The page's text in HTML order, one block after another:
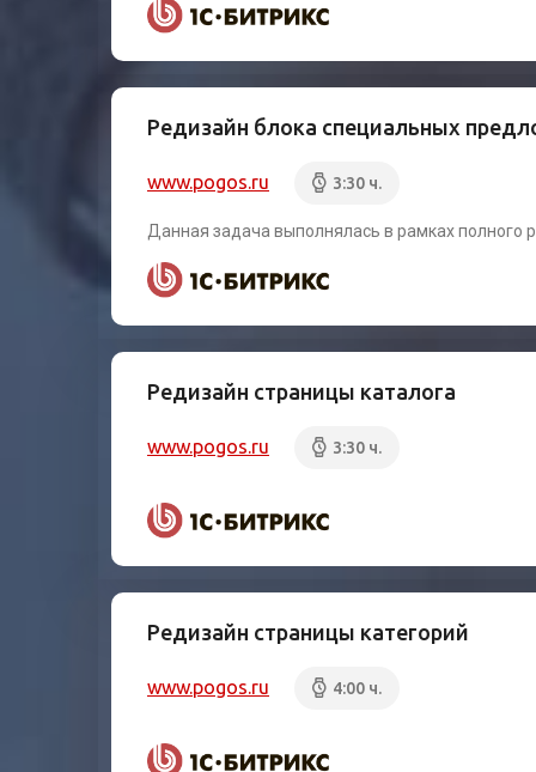
Редизайн блока специальных
www.pogos.ru 3:30 ч.
Данная задача выполнялась в рамках полного
Редизайн страницы каталога
www.pogos.ru 3:30 ч.
Редизайн страницы категорий
www.pogos.ru 4:00 ч.